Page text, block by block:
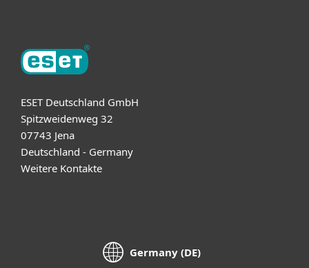
ESET Deutschland GmbH
Spitzweidenweg 32
07743 Jena
Deutschland - Germany
Weitere Kontakte
Germany (DE)